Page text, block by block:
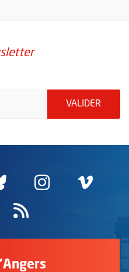
VALIDER
fenêtre
une nouvelle
Bluesky
, Ouvre une
Instagram
, Ouvre
,
une
Flux RSS